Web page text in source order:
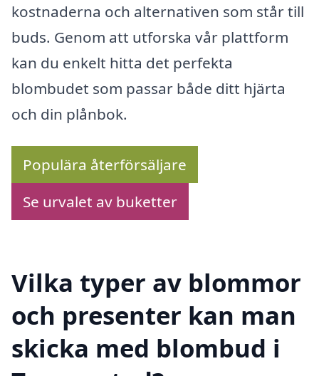
kostnaderna och alternativen som står till
buds. Genom att utforska vår plattform
kan du enkelt hitta det perfekta
blombudet som passar både ditt hjärta
och din plånbok.
Populära återförsäljare
Se urvalet av buketter
Vilka typer av blommor
och presenter kan man
skicka med blombud i